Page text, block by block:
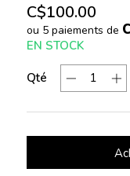
C$100.00
ou 5 paiements de
EN STOCK
Qté